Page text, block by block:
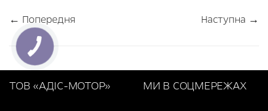
← Попередня Наступна →
ТОВ «АДІС-МОТОР» МИ В СОЦМЕРЕЖАХ